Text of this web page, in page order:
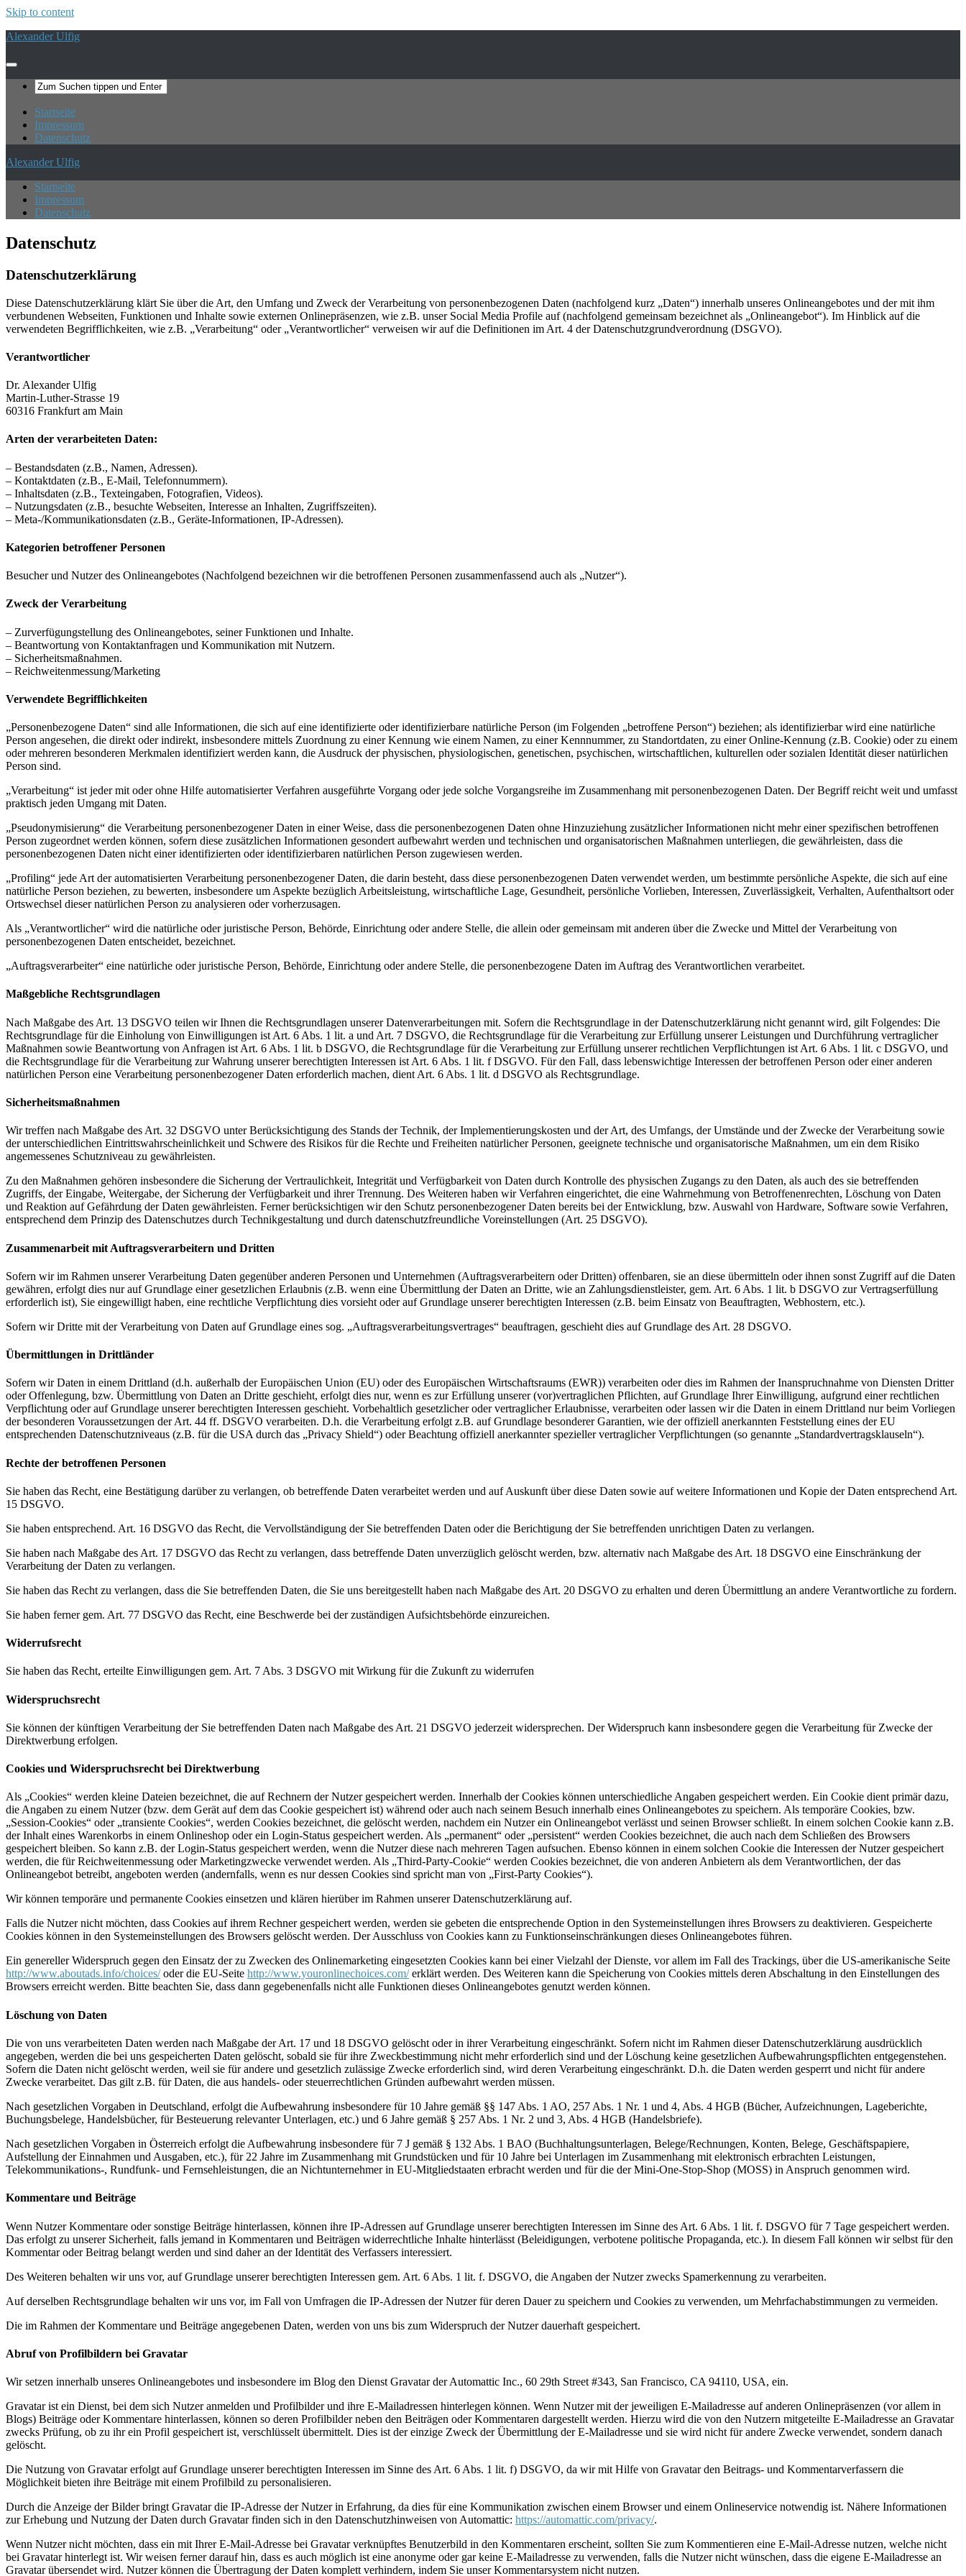
Skip to content
Alexander Ulfig
Startseite
Impressum
Datenschutz
Alexander Ulfig
Startseite
Impressum
Datenschutz
Datenschutz
Datenschutzerklärung
Diese Datenschutzerklärung klärt Sie über die Art, den Umfang und Zweck der Verarbeitung von personenbezogenen Daten (nachfolgend kurz „Daten“) innerhalb unseres Onlineangebotes und der mit ihm
verbundenen Webseiten, Funktionen und Inhalte sowie externen Onlinepräsenzen, wie z.B. unser Social Media Profile auf (nachfolgend gemeinsam bezeichnet als „Onlineangebot“). Im Hinblick auf die
verwendeten Begrifflichkeiten, wie z.B. „Verarbeitung“ oder „Verantwortlicher“ verweisen wir auf die Definitionen im Art. 4 der Datenschutzgrundverordnung (DSGVO).
Verantwortlicher
Dr. Alexander Ulfig
Martin-Luther-Strasse 19
60316 Frankfurt am Main
Arten der verarbeiteten Daten:
– Bestandsdaten (z.B., Namen, Adressen).
– Kontaktdaten (z.B., E-Mail, Telefonnummern).
– Inhaltsdaten (z.B., Texteingaben, Fotografien, Videos).
– Nutzungsdaten (z.B., besuchte Webseiten, Interesse an Inhalten, Zugriffszeiten).
– Meta-/Kommunikationsdaten (z.B., Geräte-Informationen, IP-Adressen).
Kategorien betroffener Personen
Besucher und Nutzer des Onlineangebotes (Nachfolgend bezeichnen wir die betroffenen Personen zusammenfassend auch als „Nutzer“).
Zweck der Verarbeitung
– Zurverfügungstellung des Onlineangebotes, seiner Funktionen und Inhalte.
– Beantwortung von Kontaktanfragen und Kommunikation mit Nutzern.
– Sicherheitsmaßnahmen.
– Reichweitenmessung/Marketing
Verwendete Begrifflichkeiten
„Personenbezogene Daten“ sind alle Informationen, die sich auf eine identifizierte oder identifizierbare natürliche Person (im Folgenden „betroffene Person“) beziehen; als identifizierbar wird eine natürliche
Person angesehen, die direkt oder indirekt, insbesondere mittels Zuordnung zu einer Kennung wie einem Namen, zu einer Kennnummer, zu Standortdaten, zu einer Online-Kennung (z.B. Cookie) oder zu einem
oder mehreren besonderen Merkmalen identifiziert werden kann, die Ausdruck der physischen, physiologischen, genetischen, psychischen, wirtschaftlichen, kulturellen oder sozialen Identität dieser natürlichen
Person sind.
„Verarbeitung“ ist jeder mit oder ohne Hilfe automatisierter Verfahren ausgeführte Vorgang oder jede solche Vorgangsreihe im Zusammenhang mit personenbezogenen Daten. Der Begriff reicht weit und umfasst
praktisch jeden Umgang mit Daten.
„Pseudonymisierung“ die Verarbeitung personenbezogener Daten in einer Weise, dass die personenbezogenen Daten ohne Hinzuziehung zusätzlicher Informationen nicht mehr einer spezifischen betroffenen
Person zugeordnet werden können, sofern diese zusätzlichen Informationen gesondert aufbewahrt werden und technischen und organisatorischen Maßnahmen unterliegen, die gewährleisten, dass die
personenbezogenen Daten nicht einer identifizierten oder identifizierbaren natürlichen Person zugewiesen werden.
„Profiling“ jede Art der automatisierten Verarbeitung personenbezogener Daten, die darin besteht, dass diese personenbezogenen Daten verwendet werden, um bestimmte persönliche Aspekte, die sich auf eine
natürliche Person beziehen, zu bewerten, insbesondere um Aspekte bezüglich Arbeitsleistung, wirtschaftliche Lage, Gesundheit, persönliche Vorlieben, Interessen, Zuverlässigkeit, Verhalten, Aufenthaltsort oder
Ortswechsel dieser natürlichen Person zu analysieren oder vorherzusagen.
Als „Verantwortlicher“ wird die natürliche oder juristische Person, Behörde, Einrichtung oder andere Stelle, die allein oder gemeinsam mit anderen über die Zwecke und Mittel der Verarbeitung von
personenbezogenen Daten entscheidet, bezeichnet.
„Auftragsverarbeiter“ eine natürliche oder juristische Person, Behörde, Einrichtung oder andere Stelle, die personenbezogene Daten im Auftrag des Verantwortlichen verarbeitet.
Maßgebliche Rechtsgrundlagen
Nach Maßgabe des Art. 13 DSGVO teilen wir Ihnen die Rechtsgrundlagen unserer Datenverarbeitungen mit. Sofern die Rechtsgrundlage in der Datenschutzerklärung nicht genannt wird, gilt Folgendes: Die
Rechtsgrundlage für die Einholung von Einwilligungen ist Art. 6 Abs. 1 lit. a und Art. 7 DSGVO, die Rechtsgrundlage für die Verarbeitung zur Erfüllung unserer Leistungen und Durchführung vertraglicher
Maßnahmen sowie Beantwortung von Anfragen ist Art. 6 Abs. 1 lit. b DSGVO, die Rechtsgrundlage für die Verarbeitung zur Erfüllung unserer rechtlichen Verpflichtungen ist Art. 6 Abs. 1 lit. c DSGVO, und
die Rechtsgrundlage für die Verarbeitung zur Wahrung unserer berechtigten Interessen ist Art. 6 Abs. 1 lit. f DSGVO. Für den Fall, dass lebenswichtige Interessen der betroffenen Person oder einer anderen
natürlichen Person eine Verarbeitung personenbezogener Daten erforderlich machen, dient Art. 6 Abs. 1 lit. d DSGVO als Rechtsgrundlage.
Sicherheitsmaßnahmen
Wir treffen nach Maßgabe des Art. 32 DSGVO unter Berücksichtigung des Stands der Technik, der Implementierungskosten und der Art, des Umfangs, der Umstände und der Zwecke der Verarbeitung sowie
der unterschiedlichen Eintrittswahrscheinlichkeit und Schwere des Risikos für die Rechte und Freiheiten natürlicher Personen, geeignete technische und organisatorische Maßnahmen, um ein dem Risiko
angemessenes Schutzniveau zu gewährleisten.
Zu den Maßnahmen gehören insbesondere die Sicherung der Vertraulichkeit, Integrität und Verfügbarkeit von Daten durch Kontrolle des physischen Zugangs zu den Daten, als auch des sie betreffenden
Zugriffs, der Eingabe, Weitergabe, der Sicherung der Verfügbarkeit und ihrer Trennung. Des Weiteren haben wir Verfahren eingerichtet, die eine Wahrnehmung von Betroffenenrechten, Löschung von Daten
und Reaktion auf Gefährdung der Daten gewährleisten. Ferner berücksichtigen wir den Schutz personenbezogener Daten bereits bei der Entwicklung, bzw. Auswahl von Hardware, Software sowie Verfahren,
entsprechend dem Prinzip des Datenschutzes durch Technikgestaltung und durch datenschutzfreundliche Voreinstellungen (Art. 25 DSGVO).
Zusammenarbeit mit Auftragsverarbeitern und Dritten
Sofern wir im Rahmen unserer Verarbeitung Daten gegenüber anderen Personen und Unternehmen (Auftragsverarbeitern oder Dritten) offenbaren, sie an diese übermitteln oder ihnen sonst Zugriff auf die Daten
gewähren, erfolgt dies nur auf Grundlage einer gesetzlichen Erlaubnis (z.B. wenn eine Übermittlung der Daten an Dritte, wie an Zahlungsdienstleister, gem. Art. 6 Abs. 1 lit. b DSGVO zur Vertragserfüllung
erforderlich ist), Sie eingewilligt haben, eine rechtliche Verpflichtung dies vorsieht oder auf Grundlage unserer berechtigten Interessen (z.B. beim Einsatz von Beauftragten, Webhostern, etc.).
Sofern wir Dritte mit der Verarbeitung von Daten auf Grundlage eines sog. „Auftragsverarbeitungsvertrages“ beauftragen, geschieht dies auf Grundlage des Art. 28 DSGVO.
Übermittlungen in Drittländer
Sofern wir Daten in einem Drittland (d.h. außerhalb der Europäischen Union (EU) oder des Europäischen Wirtschaftsraums (EWR)) verarbeiten oder dies im Rahmen der Inanspruchnahme von Diensten Dritter
oder Offenlegung, bzw. Übermittlung von Daten an Dritte geschieht, erfolgt dies nur, wenn es zur Erfüllung unserer (vor)vertraglichen Pflichten, auf Grundlage Ihrer Einwilligung, aufgrund einer rechtlichen
Verpflichtung oder auf Grundlage unserer berechtigten Interessen geschieht. Vorbehaltlich gesetzlicher oder vertraglicher Erlaubnisse, verarbeiten oder lassen wir die Daten in einem Drittland nur beim Vorliegen
der besonderen Voraussetzungen der Art. 44 ff. DSGVO verarbeiten. D.h. die Verarbeitung erfolgt z.B. auf Grundlage besonderer Garantien, wie der offiziell anerkannten Feststellung eines der EU
entsprechenden Datenschutzniveaus (z.B. für die USA durch das „Privacy Shield“) oder Beachtung offiziell anerkannter spezieller vertraglicher Verpflichtungen (so genannte „Standardvertragsklauseln“).
Rechte der betroffenen Personen
Sie haben das Recht, eine Bestätigung darüber zu verlangen, ob betreffende Daten verarbeitet werden und auf Auskunft über diese Daten sowie auf weitere Informationen und Kopie der Daten entsprechend Art.
15 DSGVO.
Sie haben entsprechend. Art. 16 DSGVO das Recht, die Vervollständigung der Sie betreffenden Daten oder die Berichtigung der Sie betreffenden unrichtigen Daten zu verlangen.
Sie haben nach Maßgabe des Art. 17 DSGVO das Recht zu verlangen, dass betreffende Daten unverzüglich gelöscht werden, bzw. alternativ nach Maßgabe des Art. 18 DSGVO eine Einschränkung der
Verarbeitung der Daten zu verlangen.
Sie haben das Recht zu verlangen, dass die Sie betreffenden Daten, die Sie uns bereitgestellt haben nach Maßgabe des Art. 20 DSGVO zu erhalten und deren Übermittlung an andere Verantwortliche zu fordern.
Sie haben ferner gem. Art. 77 DSGVO das Recht, eine Beschwerde bei der zuständigen Aufsichtsbehörde einzureichen.
Widerrufsrecht
Sie haben das Recht, erteilte Einwilligungen gem. Art. 7 Abs. 3 DSGVO mit Wirkung für die Zukunft zu widerrufen
Widerspruchsrecht
Sie können der künftigen Verarbeitung der Sie betreffenden Daten nach Maßgabe des Art. 21 DSGVO jederzeit widersprechen. Der Widerspruch kann insbesondere gegen die Verarbeitung für Zwecke der
Direktwerbung erfolgen.
Cookies und Widerspruchsrecht bei Direktwerbung
Als „Cookies“ werden kleine Dateien bezeichnet, die auf Rechnern der Nutzer gespeichert werden. Innerhalb der Cookies können unterschiedliche Angaben gespeichert werden. Ein Cookie dient primär dazu,
die Angaben zu einem Nutzer (bzw. dem Gerät auf dem das Cookie gespeichert ist) während oder auch nach seinem Besuch innerhalb eines Onlineangebotes zu speichern. Als temporäre Cookies, bzw.
„Session-Cookies“ oder „transiente Cookies“, werden Cookies bezeichnet, die gelöscht werden, nachdem ein Nutzer ein Onlineangebot verlässt und seinen Browser schließt. In einem solchen Cookie kann z.B.
der Inhalt eines Warenkorbs in einem Onlineshop oder ein Login-Status gespeichert werden. Als „permanent“ oder „persistent“ werden Cookies bezeichnet, die auch nach dem Schließen des Browsers
gespeichert bleiben. So kann z.B. der Login-Status gespeichert werden, wenn die Nutzer diese nach mehreren Tagen aufsuchen. Ebenso können in einem solchen Cookie die Interessen der Nutzer gespeichert
werden, die für Reichweitenmessung oder Marketingzwecke verwendet werden. Als „Third-Party-Cookie“ werden Cookies bezeichnet, die von anderen Anbietern als dem Verantwortlichen, der das
Onlineangebot betreibt, angeboten werden (andernfalls, wenn es nur dessen Cookies sind spricht man von „First-Party Cookies“).
Wir können temporäre und permanente Cookies einsetzen und klären hierüber im Rahmen unserer Datenschutzerklärung auf.
Falls die Nutzer nicht möchten, dass Cookies auf ihrem Rechner gespeichert werden, werden sie gebeten die entsprechende Option in den Systemeinstellungen ihres Browsers zu deaktivieren. Gespeicherte
Cookies können in den Systemeinstellungen des Browsers gelöscht werden. Der Ausschluss von Cookies kann zu Funktionseinschränkungen dieses Onlineangebotes führen.
Ein genereller Widerspruch gegen den Einsatz der zu Zwecken des Onlinemarketing eingesetzten Cookies kann bei einer Vielzahl der Dienste, vor allem im Fall des Trackings, über die US-amerikanische Seite
http://www.aboutads.info/choices/oder die EU-Seite http://www.youronlinechoices.com/erklärt werden. Des Weiteren kann die Speicherung von Cookies mittels deren Abschaltung in den Einstellungen des
Browsers erreicht werden. Bitte beachten Sie, dass dann gegebenenfalls nicht alle Funktionen dieses Onlineangebotes genutzt werden können.
Löschung von Daten
Die von uns verarbeiteten Daten werden nach Maßgabe der Art. 17 und 18 DSGVO gelöscht oder in ihrer Verarbeitung eingeschränkt. Sofern nicht im Rahmen dieser Datenschutzerklärung ausdrücklich
angegeben, werden die bei uns gespeicherten Daten gelöscht, sobald sie für ihre Zweckbestimmung nicht mehr erforderlich sind und der Löschung keine gesetzlichen Aufbewahrungspflichten entgegenstehen.
Sofern die Daten nicht gelöscht werden, weil sie für andere und gesetzlich zulässige Zwecke erforderlich sind, wird deren Verarbeitung eingeschränkt. D.h. die Daten werden gesperrt und nicht für andere
Zwecke verarbeitet. Das gilt z.B. für Daten, die aus handels- oder steuerrechtlichen Gründen aufbewahrt werden müssen.
Nach gesetzlichen Vorgaben in Deutschland, erfolgt die Aufbewahrung insbesondere für 10 Jahre gemäß §§ 147 Abs. 1 AO, 257 Abs. 1 Nr. 1 und 4, Abs. 4 HGB (Bücher, Aufzeichnungen, Lageberichte,
Buchungsbelege, Handelsbücher, für Besteuerung relevanter Unterlagen, etc.) und 6 Jahre gemäß § 257 Abs. 1 Nr. 2 und 3, Abs. 4 HGB (Handelsbriefe).
Nach gesetzlichen Vorgaben in Österreich erfolgt die Aufbewahrung insbesondere für 7 J gemäß § 132 Abs. 1 BAO (Buchhaltungsunterlagen, Belege/Rechnungen, Konten, Belege, Geschäftspapiere,
Aufstellung der Einnahmen und Ausgaben, etc.), für 22 Jahre im Zusammenhang mit Grundstücken und für 10 Jahre bei Unterlagen im Zusammenhang mit elektronisch erbrachten Leistungen,
Telekommunikations-, Rundfunk- und Fernsehleistungen, die an Nichtunternehmer in EU-Mitgliedstaaten erbracht werden und für die der Mini-One-Stop-Shop (MOSS) in Anspruch genommen wird.
Kommentare und Beiträge
Wenn Nutzer Kommentare oder sonstige Beiträge hinterlassen, können ihre IP-Adressen auf Grundlage unserer berechtigten Interessen im Sinne des Art. 6 Abs. 1 lit. f. DSGVO für 7 Tage gespeichert werden.
Das erfolgt zu unserer Sicherheit, falls jemand in Kommentaren und Beiträgen widerrechtliche Inhalte hinterlässt (Beleidigungen, verbotene politische Propaganda, etc.). In diesem Fall können wir selbst für den
Kommentar oder Beitrag belangt werden und sind daher an der Identität des Verfassers interessiert.
Des Weiteren behalten wir uns vor, auf Grundlage unserer berechtigten Interessen gem. Art. 6 Abs. 1 lit. f. DSGVO, die Angaben der Nutzer zwecks Spamerkennung zu verarbeiten.
Auf derselben Rechtsgrundlage behalten wir uns vor, im Fall von Umfragen die IP-Adressen der Nutzer für deren Dauer zu speichern und Cookies zu verwenden, um Mehrfachabstimmungen zu vermeiden.
Die im Rahmen der Kommentare und Beiträge angegebenen Daten, werden von uns bis zum Widerspruch der Nutzer dauerhaft gespeichert.
Abruf von Profilbildern bei Gravatar
Wir setzen innerhalb unseres Onlineangebotes und insbesondere im Blog den Dienst Gravatar der Automattic Inc., 60 29th Street #343, San Francisco, CA 94110, USA, ein.
Gravatar ist ein Dienst, bei dem sich Nutzer anmelden und Profilbilder und ihre E-Mailadressen hinterlegen können. Wenn Nutzer mit der jeweiligen E-Mailadresse auf anderen Onlinepräsenzen (vor allem in
Blogs) Beiträge oder Kommentare hinterlassen, können so deren Profilbilder neben den Beiträgen oder Kommentaren dargestellt werden. Hierzu wird die von den Nutzern mitgeteilte E-Mailadresse an Gravatar
zwecks Prüfung, ob zu ihr ein Profil gespeichert ist, verschlüsselt übermittelt. Dies ist der einzige Zweck der Übermittlung der E-Mailadresse und sie wird nicht für andere Zwecke verwendet, sondern danach
gelöscht.
Die Nutzung von Gravatar erfolgt auf Grundlage unserer berechtigten Interessen im Sinne des Art. 6 Abs. 1 lit. f) DSGVO, da wir mit Hilfe von Gravatar den Beitrags- und Kommentarverfassern die
Möglichkeit bieten ihre Beiträge mit einem Profilbild zu personalisieren.
Durch die Anzeige der Bilder bringt Gravatar die IP-Adresse der Nutzer in Erfahrung, da dies für eine Kommunikation zwischen einem Browser und einem Onlineservice notwendig ist. Nähere Informationen
zur Erhebung und Nutzung der Daten durch Gravatar finden sich in den Datenschutzhinweisen von Automattic: https://automattic.com/privacy/.
Wenn Nutzer nicht möchten, dass ein mit Ihrer E-Mail-Adresse bei Gravatar verknüpftes Benutzerbild in den Kommentaren erscheint, sollten Sie zum Kommentieren eine E-Mail-Adresse nutzen, welche nicht
bei Gravatar hinterlegt ist. Wir weisen ferner darauf hin, dass es auch möglich ist eine anonyme oder gar keine E-Mailadresse zu verwenden, falls die Nutzer nicht wünschen, dass die eigene E-Mailadresse an
Gravatar übersendet wird. Nutzer können die Übertragung der Daten komplett verhindern, indem Sie unser Kommentarsystem nicht nutzen.